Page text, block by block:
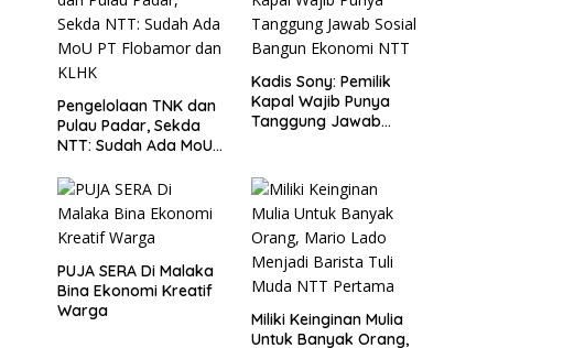
Pengelolaan TNK dan
Pulau Padar, Sekda
NTT: Sudah Ada MoU
KLHK
Kadis Sony: Pemilik
Kapal Wajib Punya
Tanggung Jawab
PUJA SERA Di Malaka
Bina Ekonomi Kreatif
Warga
Miliki Keinginan Mulia
Untuk Banyak Orang,